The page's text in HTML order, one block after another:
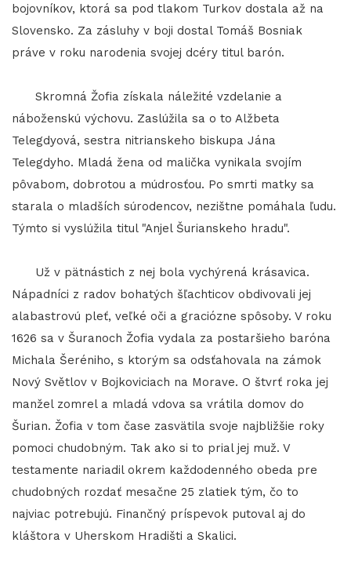
bojovníkov, ktorá sa pod tlakom Turkov dostala až na
Slovensko. Za zásluhy v boji dostal Tomáš Bosniak
práve v roku narodenia svojej dcéry titul barón.
Skromná Žofia získala náležité vzdelanie a
náboženskú výchovu. Zaslúžila sa o to Alžbeta
Telegdyová, sestra nitrianskeho biskupa Jána
Telegdyho. Mladá žena od malička vynikala svojím
pôvabom, dobrotou a múdrosťou. Po smrti matky sa
starala o mladších súrodencov, nezištne pomáhala ľudu.
Týmto si vyslúžila titul "Anjel Šurianskeho hradu".
Už v pätnástich z nej bola vychýrená krásavica.
Nápadníci z radov bohatých šľachticov obdivovali jej
alabastrovú pleť, veľké oči a graciózne spôsoby. V roku
1626 sa v Šuranoch Žofia vydala za postaršieho baróna
Michala Šeréniho, s ktorým sa odsťahovala na zámok
Nový Světlov v Bojkoviciach na Morave. O štvrť roka jej
manžel zomrel a mladá vdova sa vrátila domov do
Šurian. Žofia v tom čase zasvätila svoje najbližšie roky
pomoci chudobným. Tak ako si to prial jej muž. V
testamente nariadil okrem každodenného obeda pre
chudobných rozdať mesačne 25 zlatiek tým, čo to
najviac potrebujú. Finančný príspevok putoval aj do
kláštora v Uherskom Hradišti a Skalici.